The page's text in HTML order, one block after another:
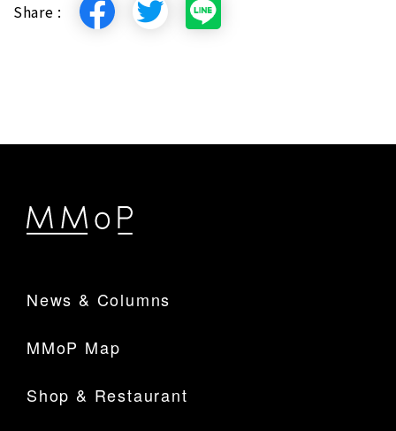
Share :
News & Columns
MMoP Map
Shop & Restaurant